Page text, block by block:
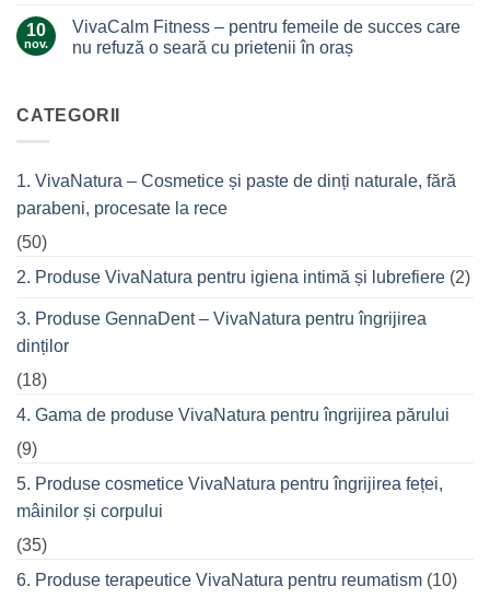
argilă
Himalayana
Ingredientul
musculare
ale
10
nov.
VivaCalm Fitness – pentru femeile de succes care
nu refuză o seară cu prietenii în oraș
VivaCalm
Fitness
de
care
seară
cu
în
oraș
CATEGORII
1. VivaNatura – Cosmetice și paste de dinți naturale, fără
parabeni, procesate la rece
(50)
2. Produse VivaNatura pentru igiena intimă și lubrefiere (2)
3. Produse GennaDent – VivaNatura pentru îngrijirea
dinților
(18)
4. Gama de produse VivaNatura pentru îngrijirea părului
(9)
5. Produse cosmetice VivaNatura pentru îngrijirea feței,
mâinilor și corpului
(35)
6. Produse terapeutice VivaNatura pentru reumatism (10)